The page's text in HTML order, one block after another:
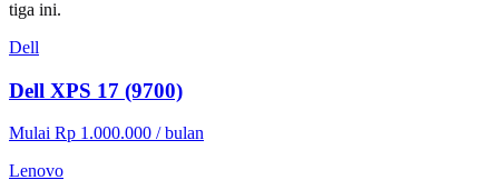
tiga ini.
Dell
Dell XPS 17 (9700)
Mulai Rp 1.000.000 / bulan
Lenovo